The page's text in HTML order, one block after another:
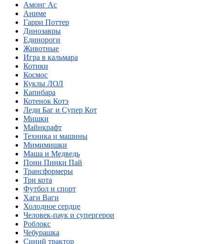
Амонг Ас
Аниме
Гарри Поттер
Динозавры
Единороги
Животные
Игра в кальмара
Котики
Космос
Куклы ЛОЛ
Капибара
Котенок Котэ
Леди Баг и Супер Кот
Мишки
Майнкрафт
Техника и машины
Мимимишки
Маша и Медведь
Пони Пинки Пай
Трансформеры
Три кота
Футбол и спорт
Хаги Ваги
Холодное сердце
Человек-паук и супергерои
Роблокс
Чебурашка
Синий трактор